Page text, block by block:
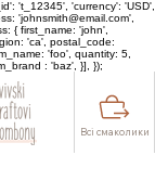
't_12345', 'currency': 'USD',
'johnsmith@email.com',
{ first_name: 'john',
'ca', postal_code:
'foo', quantity: 5,
: 'baz', }], });
Всі смаколики